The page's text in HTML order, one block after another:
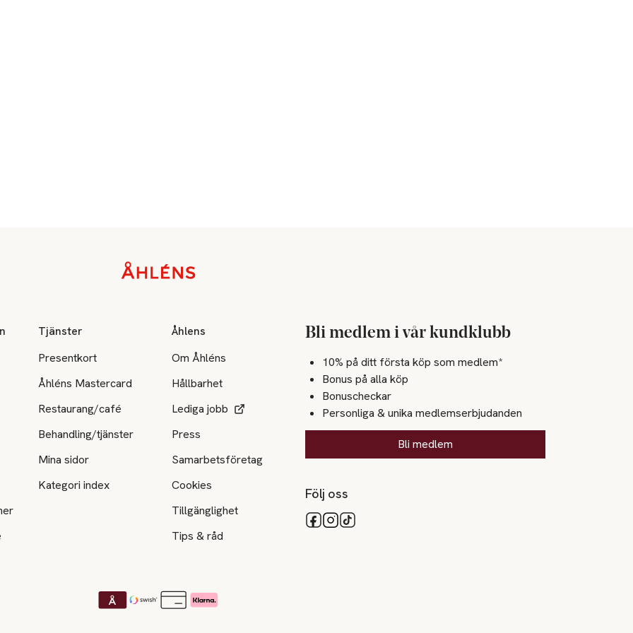
Tjänster
Presentkort
Åhléns Mastercard
Restaurang/café
Behandling/tjänster
Mina sidor
Kategori index
Åhlens
Om Åhléns
Hållbarhet
Lediga jobb
Press
Samarbetsföretag
Cookies
Tillgänglighet
Tips & råd
Bli medlem i vår kundklubb
10% på ditt första köp som medlem*
Bonus på alla köp
Bonuscheckar
Personliga & unika medlemserbjudanden
Bli medlem
Följ oss